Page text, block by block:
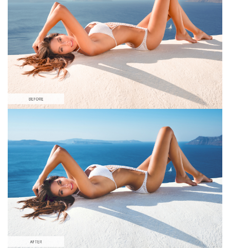
Si prega di Selezionare
Premium GoPro LUTs
Must-Have Collection (160 LUTs)
Entire Collection (260 LUTs)
Download Gratuito